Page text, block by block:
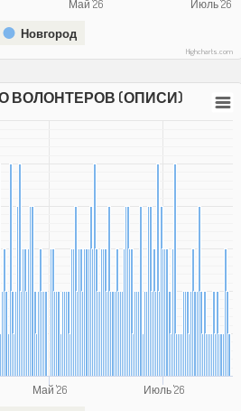
Май '26 Июль '26
Новгород
Highcharts.com
ВОЛОНТЕРОВ (ОПИСИ)
Май '26 Июль '26